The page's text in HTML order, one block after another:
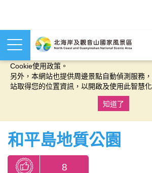
本網站使用cookies等相關技術以持續優化網
Cookie使用政策。
另外，本網站也提供周邊景點自動偵測服務
站取得您的位置資訊，以開啟及使用此智慧化
知道了
和平島地質公園
8